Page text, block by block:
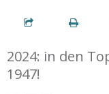
2024: in den
1947!